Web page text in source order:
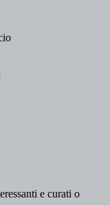
e curati o